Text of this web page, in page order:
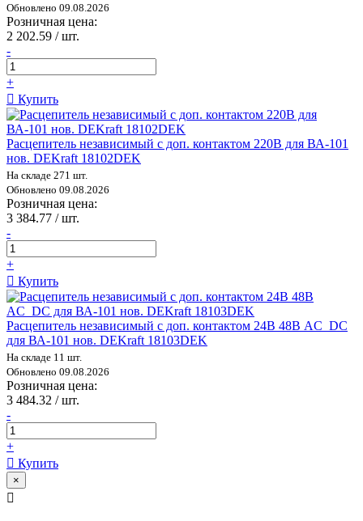
Обновлено 09.08.2026
Розничная цена:
2 202.59 / шт.
-
+
Купить
Расцепитель независимый с доп. контактом 220В для ВА-101
нов. DEKraft 18102DEK
На складе 271 шт.
Обновлено 09.08.2026
Розничная цена:
3 384.77 / шт.
-
+
Купить
Расцепитель независимый с доп. контактом 24В 48В AC_DC
для ВА-101 нов. DEKraft 18103DEK
На складе 11 шт.
Обновлено 09.08.2026
Розничная цена:
3 484.32 / шт.
-
+
Купить
×